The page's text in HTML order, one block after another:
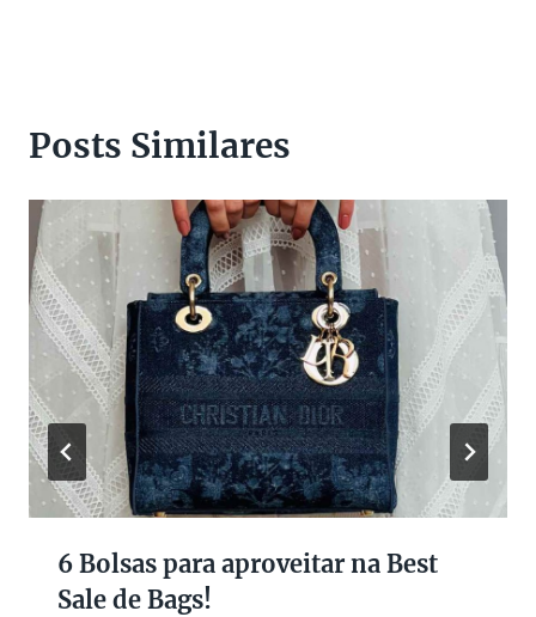
Posts Similares
6 Bolsas para aproveitar na Best
Sale de Bags!